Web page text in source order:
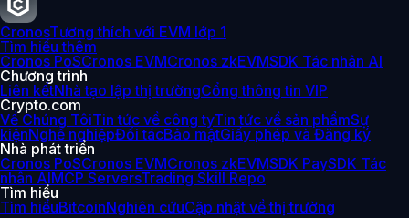
CronosTương thích với EVM lớp 1
Tìm hiểu thêm
Cronos PoSCronos EVMCronos zkEVMSDK Tác nhân AI
Chương trình
Liên kếtNhà tạo lập thị trườngCổng thông tin VIP
Crypto.com
Về Chúng TôiTin tức về công tyTin tức về sản phẩmSự
kiệnNghề nghiệpĐối tácBảo mậtGiấy phép và Đăng ký
Nhà phát triển
Cronos PoSCronos EVMCronos zkEVMSDK PaySDK Tác
nhân AIMCP ServersTrading Skill Repo
Tìm hiểu
Tìm hiểuBitcoinNghiên cứuCập nhật về thị trường